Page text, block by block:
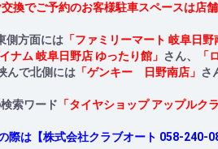
交換でご予約のお客様駐車スペースは店
側方面には「ファミリーマート 岐阜日野
イナム 岐阜日野店 ゆったり館」 さん、
「
んで北側には 「ゲンキー 日野南店」 さ
索ワード 「タイヤショップ アップルク
際は【株式会社クラブオート 058-240-